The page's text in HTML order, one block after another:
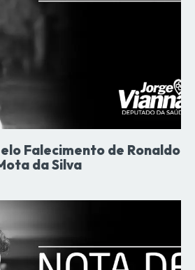
Falecimento de Ronaldo
da Silva